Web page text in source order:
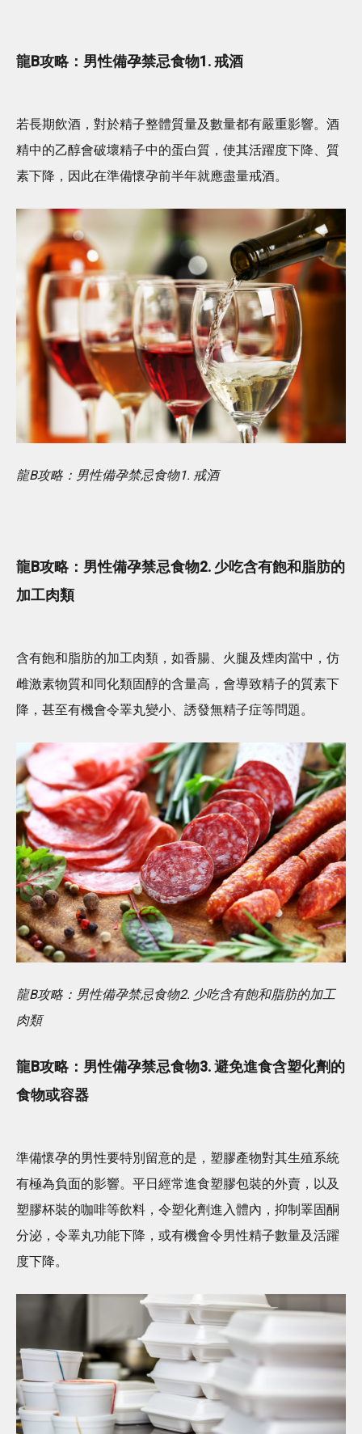
龍B攻略：男性備孕禁忌食物1. 戒酒
若長期飲酒，對於精子整體質量及數量都有嚴重影響。酒
精中的乙醇會破壞精子中的蛋白質，使其活躍度下降、質
素下降，因此在準備懷孕前半年就應盡量戒酒。
龍B攻略：男性備孕禁忌食物1. 戒酒
龍B攻略：男性備孕禁忌食物2. 少吃含有飽和脂肪的
加工肉類
含有飽和脂肪的加工肉類，如香腸、火腿及煙肉當中，仿
雌激素物質和同化類固醇的含量高，會導致精子的質素下
降，甚至有機會令睪丸變小、誘發無精子症等問題。
龍B攻略：男性備孕禁忌食物2. 少吃含有飽和脂肪的加工
肉類
龍B攻略：男性備孕禁忌食物3. 避免進食含塑化劑的
食物或容器
準備懷孕的男性要特別留意的是，塑膠產物對其生殖系統
有極為負面的影響。平日經常進食塑膠包裝的外賣，以及
塑膠杯裝的咖啡等飲料，令塑化劑進入體內，抑制睪固酮
分泌，令睪丸功能下降，或有機會令男性精子數量及活躍
度下降。